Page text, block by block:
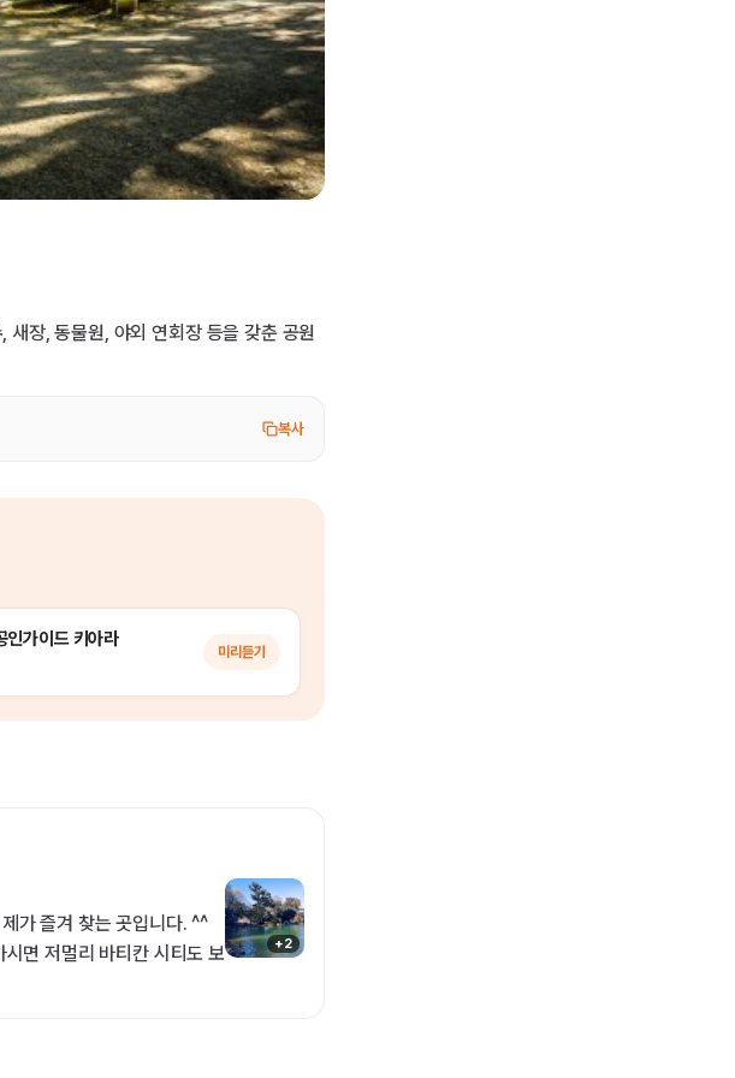
새장, 동물원, 야외 연회장 등을 갖춘 공원
복사
가이드 키아라
미리듣기
가 즐겨 찾는 곳입니다. ^^
면 저멀리 바티칸 시티도 보
+2